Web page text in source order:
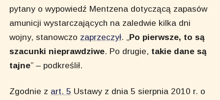
pytany o wypowiedź Mentzena dotyczącą zapasów
amunicji wystarczających na zaledwie kilka dni
wojny, stanowczo zaprzeczył. „ Po pierwsze, to są
szacunki nieprawdziwe. Po drugie, takie dane są
tajne” – podkreślił.
Zgodnie z art. 5 Ustawy z dnia 5 sierpnia 2010 r. o